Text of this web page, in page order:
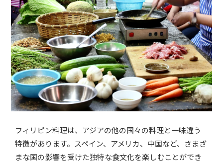
フィリピン料理は、アジアの他の国々の料理と一味違う
特徴があります。スペイン、アメリカ、中国など、さまざ
まな国の影響を受けた独特な食文化を楽しむことができ